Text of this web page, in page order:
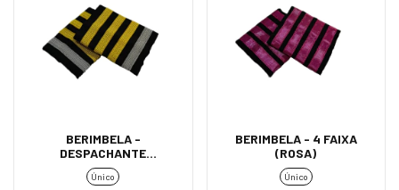
BERIMBELA -
DESPACHANTE
OPERACIONAL DE VOO
(DOV)
Único
BERIMBELA - 4 FAIXA
(ROSA)
Único